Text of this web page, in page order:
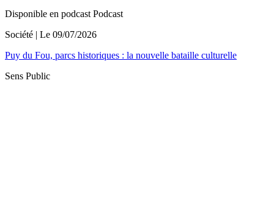
Disponible en podcast Podcast
Société | Le 09/07/2026
Puy du Fou, parcs historiques : la nouvelle bataille culturelle
Sens Public